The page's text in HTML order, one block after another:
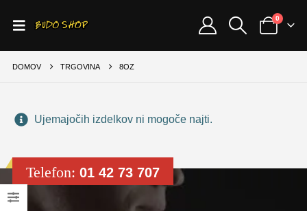
0
DOMOV TRGOVINA 8OZ
Ujemajočih izdelkov ni mogoče najti.
Telefon: 01 42 73 707